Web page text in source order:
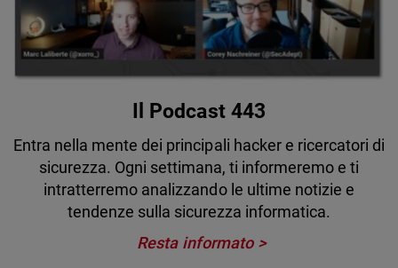
Il Podcast 443
Entra nella mente dei principali hacker e ricercatori di
sicurezza. Ogni settimana, ti informeremo e ti
intratterremo analizzando le ultime notizie e
tendenze sulla sicurezza informatica.
Resta informato